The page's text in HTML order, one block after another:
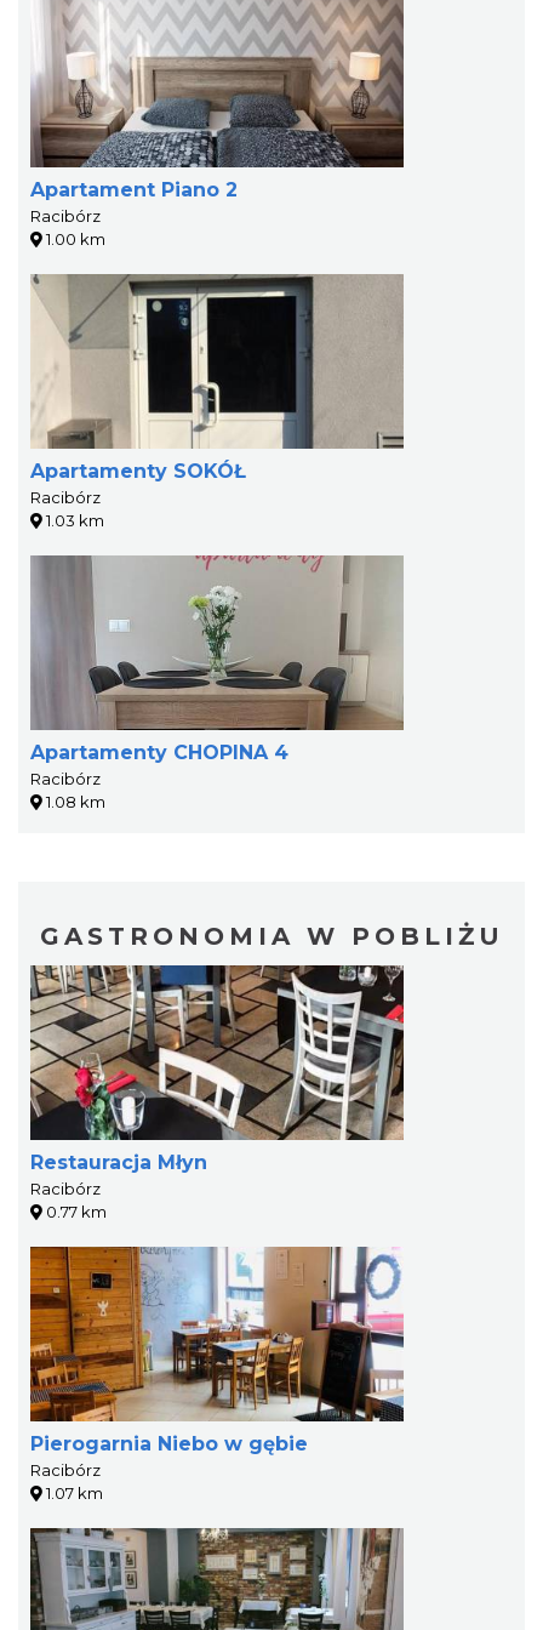
Apartament Piano 2
Racibórz
1.00 km
Apartamenty SOKÓŁ
Racibórz
1.03 km
Apartamenty CHOPINA 4
Racibórz
1.08 km
GASTRONOMIA W POBLIŻU
Restauracja Młyn
Racibórz
0.77 km
Pierogarnia Niebo w gębie
Racibórz
1.07 km